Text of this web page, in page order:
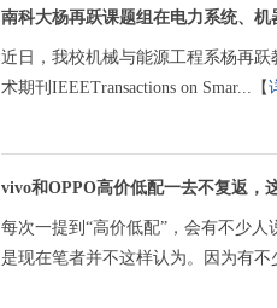
南科大杨再跃课题组在电力系统、
近日，我校机械与能源工程系杨再
术期刊IEEETransactions on Smar...【
vivo和OPPO高价低配一去不复返，
每次一提到“高价低配”，会有不少人
是现在笔者并不这样认为。因为有不